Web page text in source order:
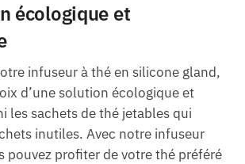
écologique et
infuseur à thé en silicone gland,
d’une solution écologique et
les sachets de thé jetables qui
inutiles. Avec notre infuseur
pouvez profiter de votre thé préféré